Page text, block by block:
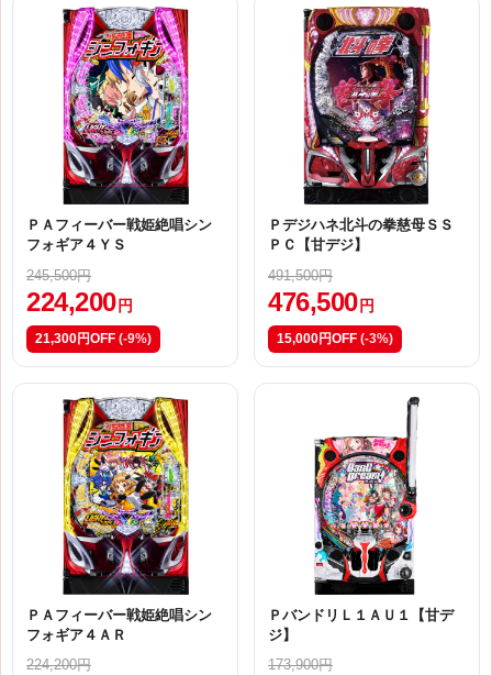
ＰＡフィーバー戦姫絶唱シン
フォギア４ＹＳ
245,500円
224,200 円
21,300円OFF (-9%)
Ｐデジハネ北斗の拳慈母ＳＳ
ＰＣ【甘デジ】
491,500円
476,500 円
15,000円OFF (-3%)
ＰＡフィーバー戦姫絶唱シン
フォギア４ＡＲ
224,200円
ＰバンドリＬ１ＡＵ１【甘デ
ジ】
173,900円